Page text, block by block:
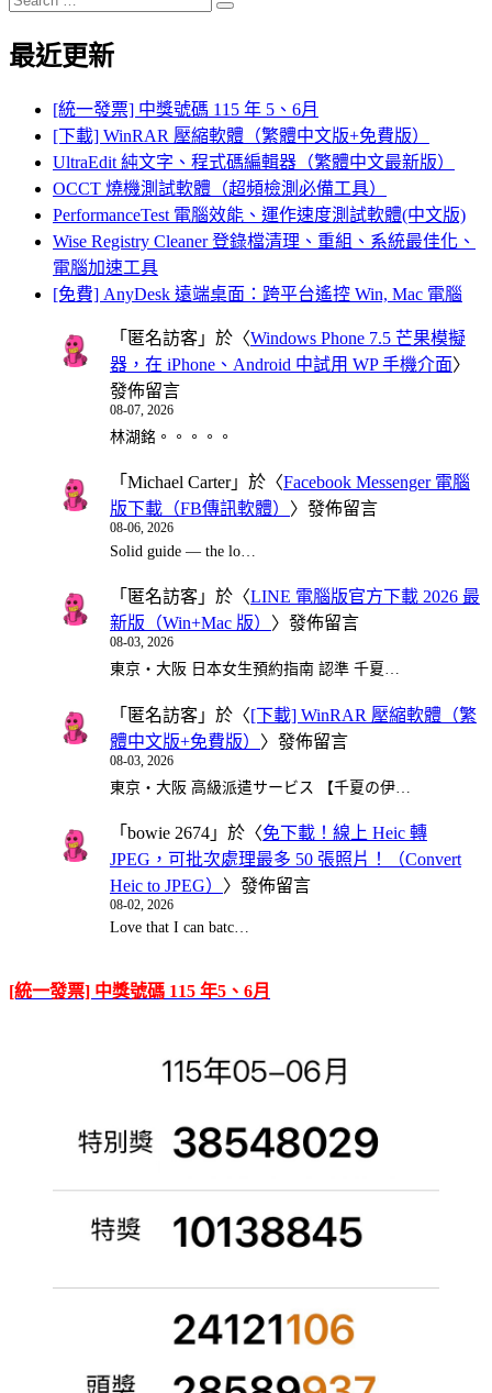
for:
Search
最近更新
[統一發票] 中獎號碼 115 年 5、6月
[下載] WinRAR 壓縮軟體（繁體中文版+免費版）
UltraEdit 純文字、程式碼編輯器（繁體中文最新版）
OCCT 燒機測試軟體（超頻檢測必備工具）
PerformanceTest 電腦效能、運作速度測試軟體(中文版)
Wise Registry Cleaner 登錄檔清理、重組、系統最佳化、
電腦加速工具
[免費] AnyDesk 遠端桌面：跨平台遙控 Win, Mac 電腦
「 匿名訪客 」於〈Windows Phone 7.5 芒果模擬
器，在 iPhone、Android 中試用 WP 手機介面〉
發佈留言
08-07, 2026
林湖銘。。。。。
「 Michael Carter」於〈Facebook Messenger 電腦
版下載（FB傳訊軟體）
〉發佈留言
08-06, 2026
Solid guide — the lo…
「 匿名訪客 」於〈LINE 電腦版官方下載 2026 最
新版（Win+Mac 版） 〉發佈留言
08-03, 2026
東京・大阪 日本女生預約指南 認準 千夏…
「 匿名訪客 」於〈[下載] WinRAR 壓縮軟體（繁
體中文版+免費版） 〉發佈留言
08-03, 2026
東京・大阪 高級派遣サービス 【千夏の伊…
「 bowie 2674 」於〈免下載！線上 Heic 轉
JPEG，可批次處理最多 50 張照片！（Convert
Heic to JPEG） 〉發佈留言
08-02, 2026
Love that I can batc…
[統一發票] 中獎號碼 115 年5、6月